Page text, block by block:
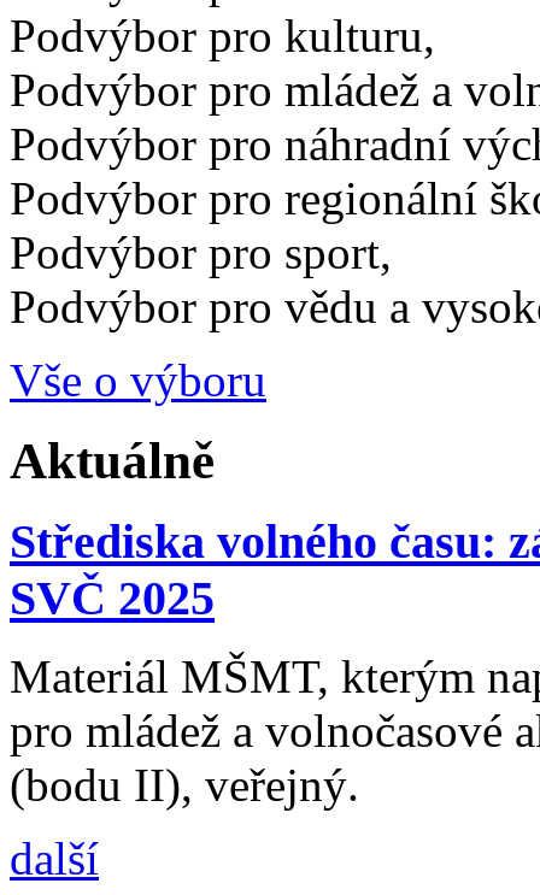
Podvýbor pro kulturu,
Podvýbor pro mládež a
Podvýbor pro náhradní
Podvýbor pro regionální
Podvýbor pro sport,
Podvýbor pro vědu a
Vše o výboru
Aktuálně
Střediska volného času:
SVČ 2025
Materiál MŠMT, kterým
pro mládež a volnočasové
(bodu II), veřejný.
další